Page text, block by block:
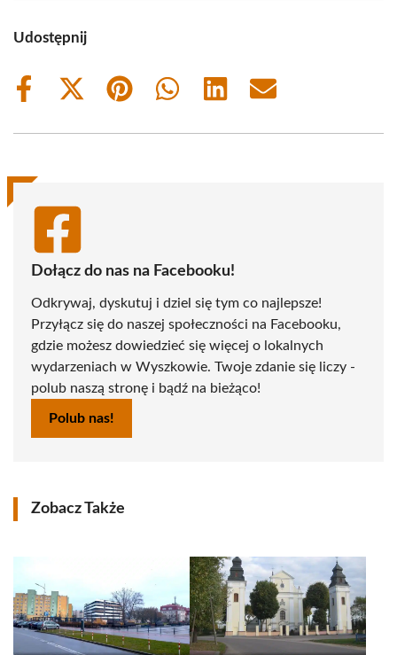
Udostępnij
Share
Share
(Twitter)
Share
Share
Share
Share
Dołącz do nas na Facebooku!
Odkrywaj, dyskutuj i dziel się tym co najlepsze!
Przyłącz się do naszej społeczności na Facebooku,
gdzie możesz dowiedzieć się więcej o lokalnych
wydarzeniach w Wyszkowie. Twoje zdanie się liczy -
polub naszą stronę i bądź na bieżąco!
Polub nas!
Zobacz Także